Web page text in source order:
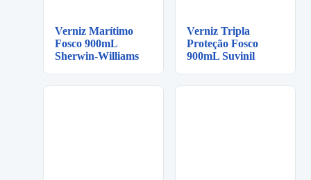
Verniz Marítimo
Fosco 900mL
Sherwin-Williams
Verniz Tripla
Proteção Fosco
900mL Suvinil